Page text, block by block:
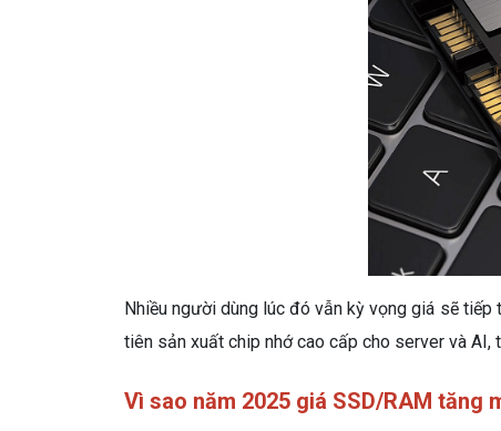
Nhiều người dùng lúc đó vẫn kỳ vọng giá sẽ
tiên sản xuất chip nhớ cao cấp cho server và AI,
Vì sao năm 2025 giá SSD/RAM tăng